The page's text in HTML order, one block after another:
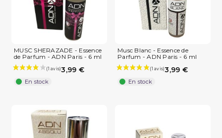
MUSC SHERAZADE - Essence
de Parfum - ADN Paris - 6 ml
3,99 €
En stock
Musc Blanc - Essence de
Parfum - ADN Paris - 6 ml
3,99 €
En stock